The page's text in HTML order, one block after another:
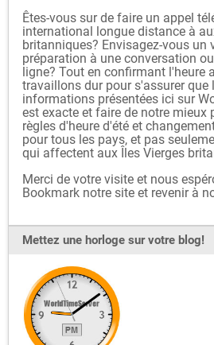
Êtes-vous sur de faire un appel
international longue distance à
britanniques? Envisagez-vous un
préparation à une conversation
ligne? Tout en confirmant l'heure
travaillons dur pour s'assurer que
informations présentées ici sur
est exacte et faire de notre mieux
règles d'heure d'été et
pour tous les pays, et pas
qui affectent aux Îles Vierges
Merci de votre visite et nous
Bookmark notre site et revenir à
Mettez une horloge sur votre blog!